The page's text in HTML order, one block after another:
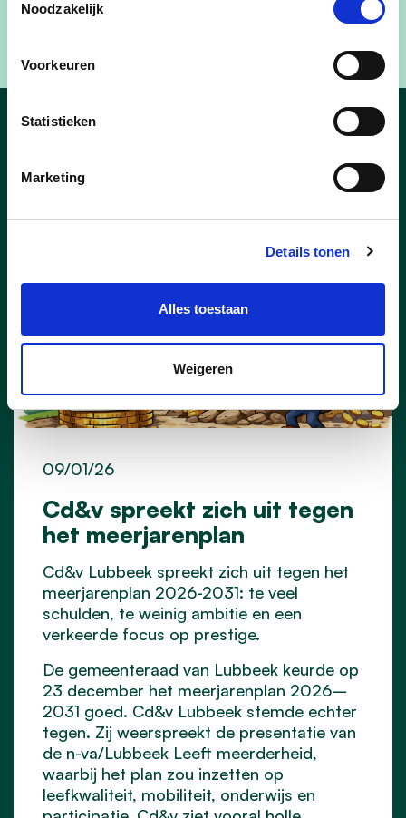
Noodzakelijk
Voorkeuren
Statistieken
Marketing
Details tonen
Alles toestaan
Weigeren
vraagtekens blijven, zal cd&v Lubbeek zich blijven
Cd&v spreekt zich uit tegen
het meerjarenplan
09/01/26
Cd&v Lubbeek spreekt zich uit tegen het
meerjarenplan 2026-2031: te veel
schulden, te weinig ambitie en een
verkeerde focus op prestige.
De gemeenteraad van Lubbeek keurde op
23 december het meerjarenplan 2026–
2031 goed. Cd&v Lubbeek stemde echter
tegen. Zij weerspreekt de presentatie van
de n-va/Lubbeek Leeft meerderheid,
waarbij het plan zou inzetten op
leefkwaliteit, mobiliteit, onderwijs en